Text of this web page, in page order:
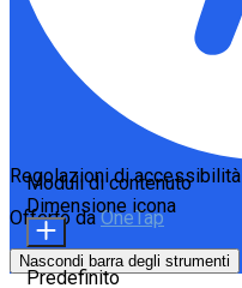
Regolazioni di accessibilità
Offerto daOneTap
Nascondi barra degli strumenti
Moduli di contenuto
Dimensione icona
Predefinito